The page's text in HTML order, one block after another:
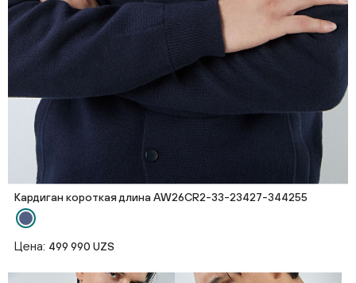
Кардиган короткая длина AW26CR2-33-23427-344255
Цена: 499 990 UZS